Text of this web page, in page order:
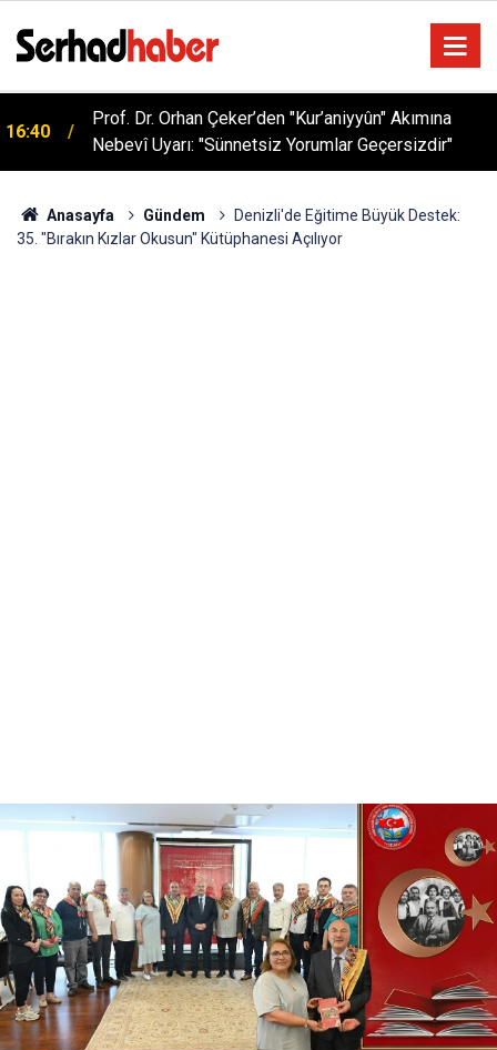
16:40
Prof. Dr. Orhan Çeker’den "Kur’aniyyûn" Akımına
Nebevî Uyarı: "Sünnetsiz Yorumlar Geçersizdir"
Anasayfa Gündem
Denizli'de Eğitime Büyük Destek:
35. "Bırakın Kızlar Okusun" Kütüphanesi Açılıyor